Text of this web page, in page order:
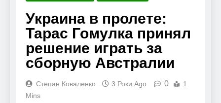
Украина в пролете:
Тарас Гомулка принял
решение играть за
сборную Австралии
Степан Коваленко 3 Роки Ago 0
1
Mins